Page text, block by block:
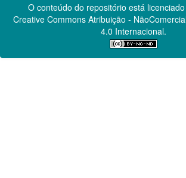
O conteúdo do repositório está
Creative CommonsAtribuição -
4.0 Internacional.